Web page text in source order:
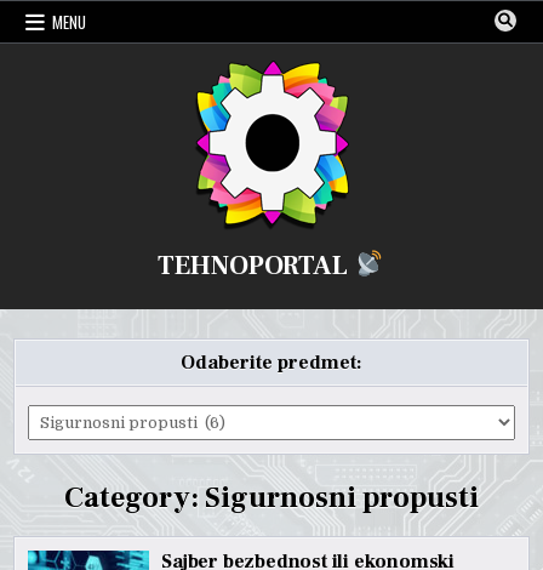
Skip
MENU
TEHNOPORTAL
Odaberite predmet:
Odaberite
predmet:
Category: Sigurnosni propusti
Sajber bezbednost ili ekonomski